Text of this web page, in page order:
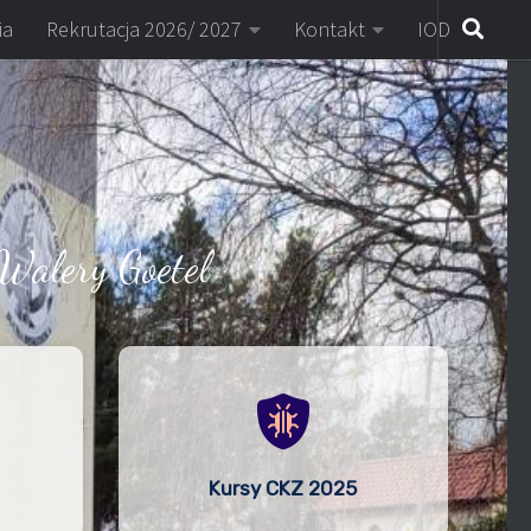
Rekrutacja 2026/ 2027 Kontakt IOD
Goetel
Kursy CKZ 2025